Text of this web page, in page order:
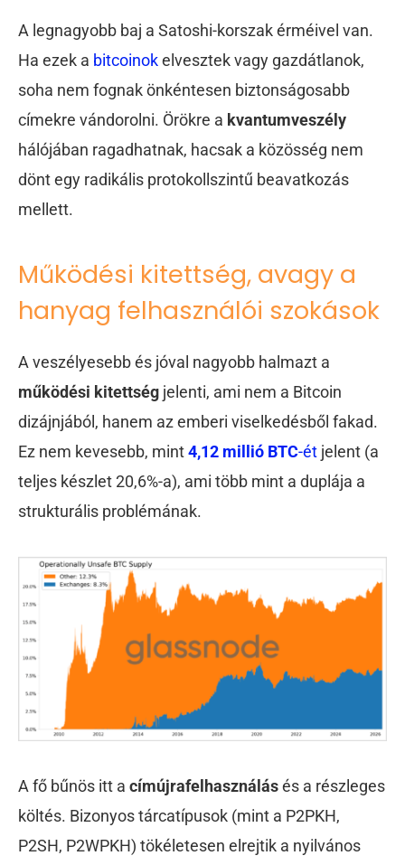
A legnagyobb baj a Satoshi-korszak érméivel van.
Ha ezek a bitcoinokelvesztek vagy gazdátlanok,
soha nem fognak önkéntesen biztonságosabb
címekre vándorolni. Örökre a kvantumveszély
hálójában ragadhatnak, hacsak a közösség nem
dönt egy radikális protokollszintű beavatkozás
mellett.
Működési kitettség, avagy a
hanyag felhasználói szokások
A veszélyesebb és jóval nagyobb halmazt a
működési kitettség jelenti, ami nem a Bitcoin
dizájnjából, hanem az emberi viselkedésből fakad.
Ez nem kevesebb, mint4,12 millió BTC-ét jelent (a
teljes készlet 20,6%-a), ami több mint a duplája a
strukturális problémának.
A fő bűnös itt a címújrafelhasználásés a részleges
költés. Bizonyos tárcatípusok (mint a P2PKH,
P2SH, P2WPKH) tökéletesen elrejtik a nyilvános